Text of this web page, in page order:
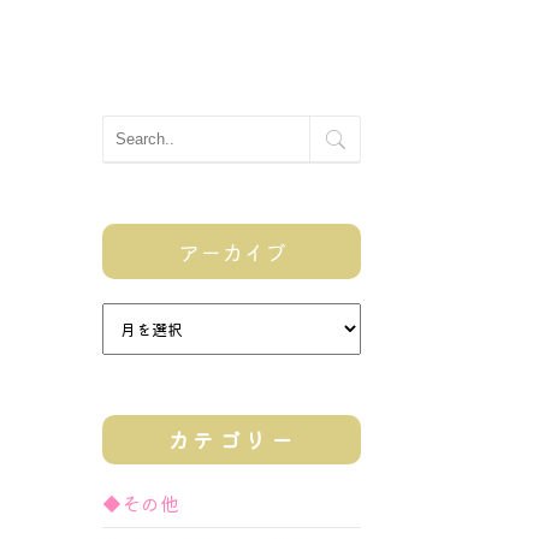
アーカイブ
カテゴリー
◆その他